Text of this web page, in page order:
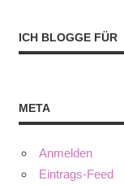
ICH BLOGGE FÜR
META
Anmelden
Eintrags-Feed